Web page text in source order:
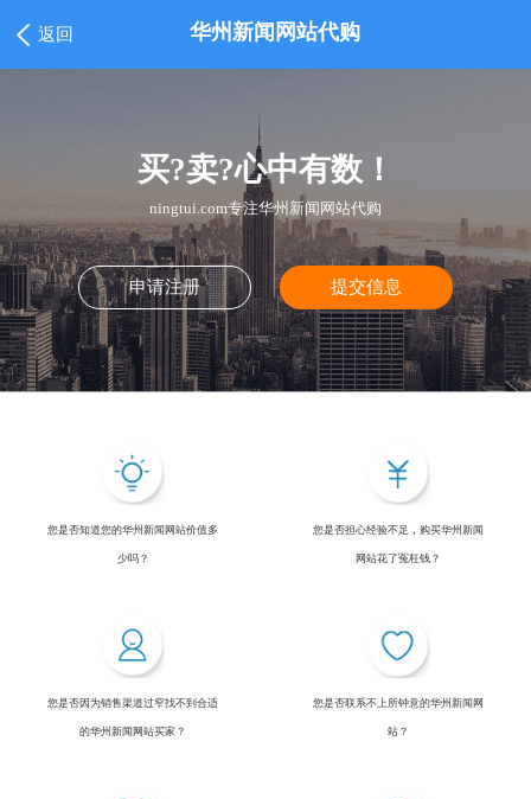
返回 华州新闻网站代购
买?卖?心中有数！
ningtui.com专注华州新闻网站代购
申请注册 提交信息
您是否知道您的华州新闻网站价值多
少吗？
您是否担心经验不足，购买华州新闻
网站花了冤枉钱？
您是否因为销售渠道过窄找不到合适
的华州新闻网站买家？
您是否联系不上所钟意的华州新闻网
站？